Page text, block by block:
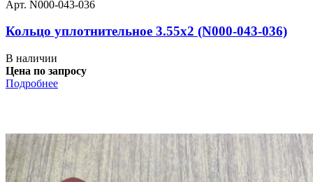
Арт. N000-043-036
Кольцо уплотнительное 3.55х2 (N000-043-036)
В наличии
Цена по запросу
Подробнее